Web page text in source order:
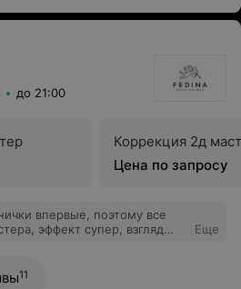
до 21:00
Коррекция 2д
Цена по запросу
впервые, поэтому все
эффект супер, взгляд
к клиенту!
Еще
11